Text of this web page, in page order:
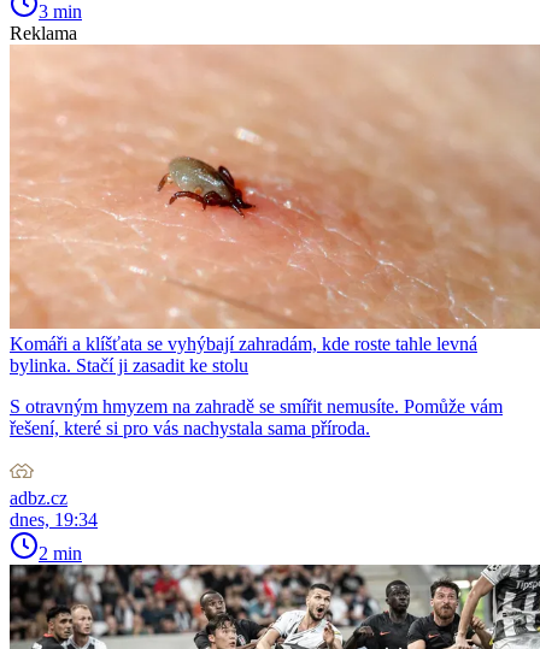
3 min
Reklama
Komáři a klíšťata se vyhýbají zahradám, kde roste tahle levná
bylinka. Stačí ji zasadit ke stolu
S otravným hmyzem na zahradě se smířit nemusíte. Pomůže vám
řešení, které si pro vás nachystala sama příroda.
adbz.cz
dnes, 19:34
2 min